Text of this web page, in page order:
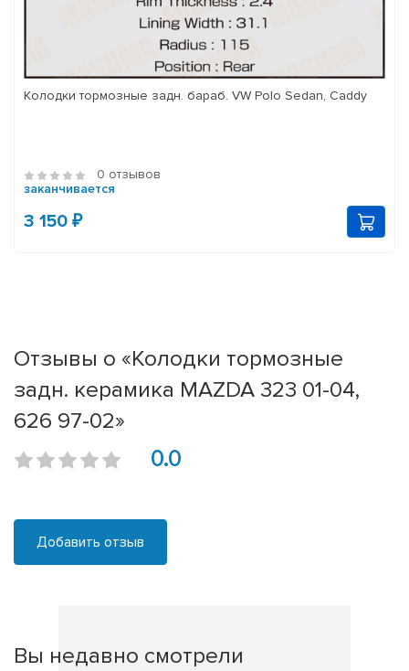
Колодки тормозные задн. бараб. VW Polo Sedan, Caddy
0 отзывов
заканчивается
3 150 ₽
Отзывы о «Колодки тормозные
задн. керамика MAZDA 323 01-04,
626 97-02»
0.0
Добавить отзыв
Вы недавно смотрели